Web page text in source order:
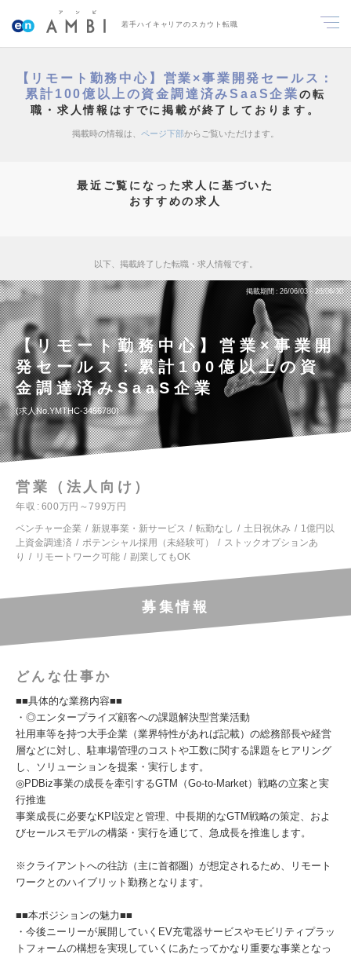
若手ハイキャリアのスカウト転職
【リモート勤務中心】営業×事業開発セールス：
累計100億以上の資金調達済みSaaS企業の転
職・求人情報はすでに掲載が終了しております。
掲載時の情報は、 ページ下部からご覧いただけます。
最近ご覧になった求人に基づいた
おすすめの求人
以下、掲載終了した転職・求人情報です。
掲載期間 26/06/03～26/06/30
【リモート勤務中心】営業×事業開
発セールス：累計100億以上の資
金調達済みSaaS企業
求人No.YMTHC-3456780
営業（法人向け）
年収
600万円～799万円
ベンチャー企業
新規事業・新サービス 転勤なし 土日祝休み
1億円以
上資金調達済
ポテンシャル採用（未経験可）
ストックオプションあ
り
リモートワーク可能 副業してもOK
募集情報
どんな仕事か
■■具体的な業務内容■■
・◎エンタープライズ顧客への課題解決型営業活動
社用車等を持つ大手企業（業界特性があれば記載）の総務部長や経営
層などに対し、駐車場管理のコストや工数に関する課題をヒアリング
し、ソリューションを提案・実行します。
◎PDBiz事業の成長を牽引するGTM（Go-to-Market）戦略の立案と実
行推進
事業成長に必要なKPI設定と管理、中長期的なGTM戦略の策定、およ
びセールスモデルの構築・実行を通じて、急成長を推進します。
※クライアントへの往訪（主に首都圏）が想定されるため、リモート
ワークとのハイブリット勤務となります。
■■本ポジションの魅力■■
・今後ニーリーが展開していくEV充電器サービスやモビリティプラッ
トフォームの構想を実現していくにあたってかなり重要な事業となっ